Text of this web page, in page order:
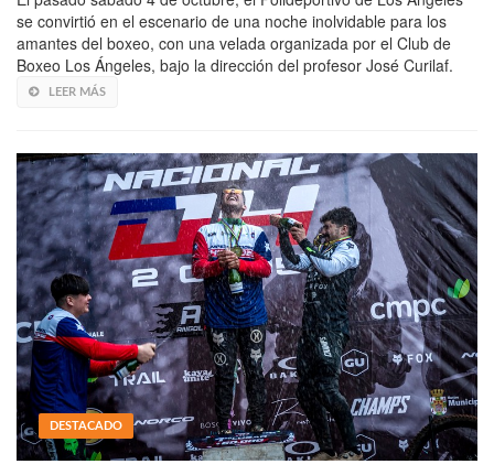
se convirtió en el escenario de una noche inolvidable para los
amantes del boxeo, con una velada organizada por el Club de
Boxeo Los Ángeles, bajo la dirección del profesor José Curilaf.
LEER MÁS
DESTACADO